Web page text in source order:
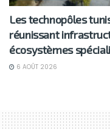
Les technopôles
réunissant
écosystèmes
6 AOÛT 2026